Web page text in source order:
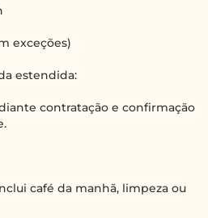
exceções)
estendida:
contratação e confirmação
café da manhã, limpeza ou